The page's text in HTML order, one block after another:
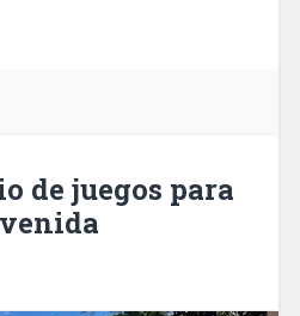
de juegos para